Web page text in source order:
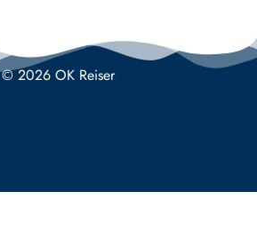
© 2026 OK Reiser